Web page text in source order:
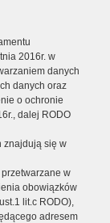
2016r. w
danych
danych oraz
o ochronie
dalej RODO
znajdują się w
w
obowiązków
lit.c RODO),
adresem